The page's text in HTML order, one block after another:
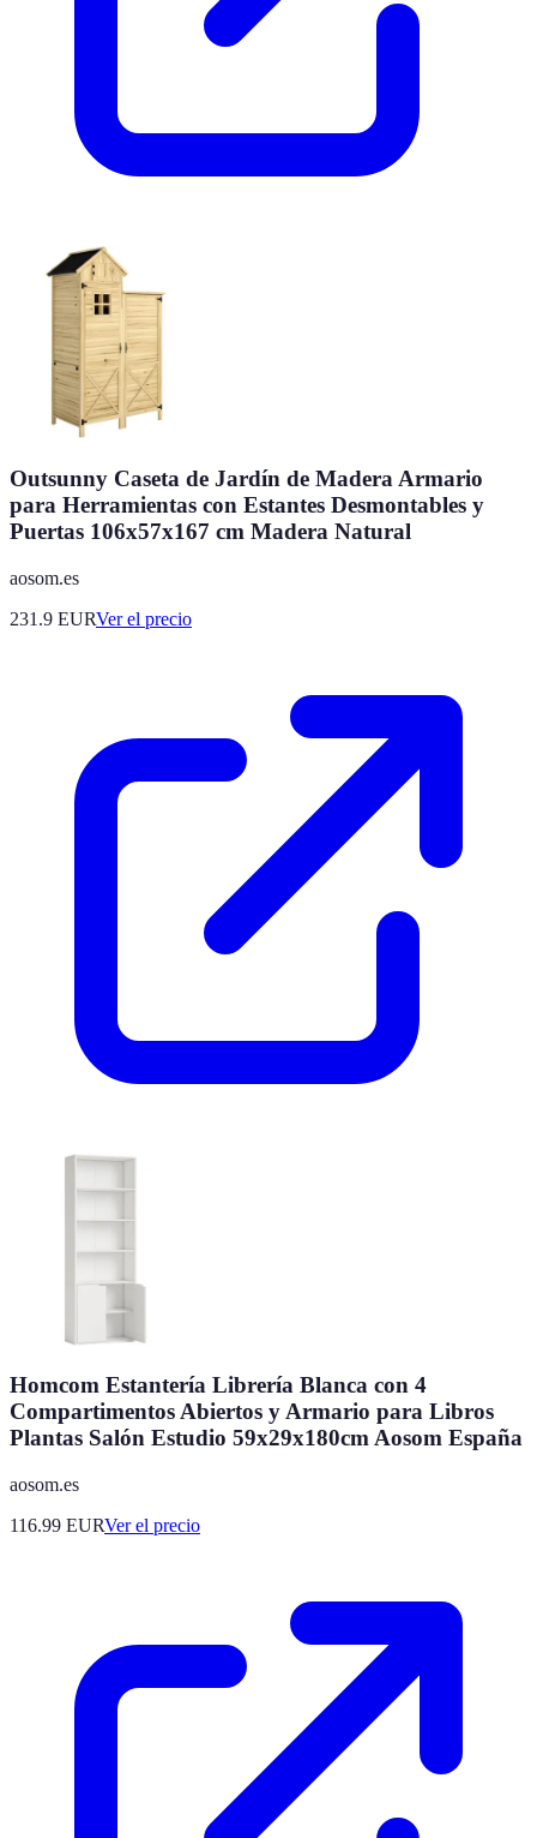
Outsunny Caseta de Jardín de Madera Armario
para Herramientas con Estantes Desmontables y
Puertas 106x57x167 cm Madera Natural
aosom.es
231.9 EURVer el precio
Homcom Estantería Librería Blanca con 4
Compartimentos Abiertos y Armario para Libros
Plantas Salón Estudio 59x29x180cm Aosom España
aosom.es
116.99 EURVer el precio